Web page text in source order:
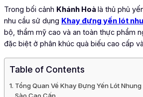
Trong bối cảnh Khánh Hoà là thủ phủ
nhu cầu sử dụng Khay đựng yến lót
bộ, thẩm mỹ cao và an toàn thực phẩm
đặc biệt ở phân khúc quà biếu cao cấp
Table of Contents
Tổng Quan Về Khay Đựng Yến Lót